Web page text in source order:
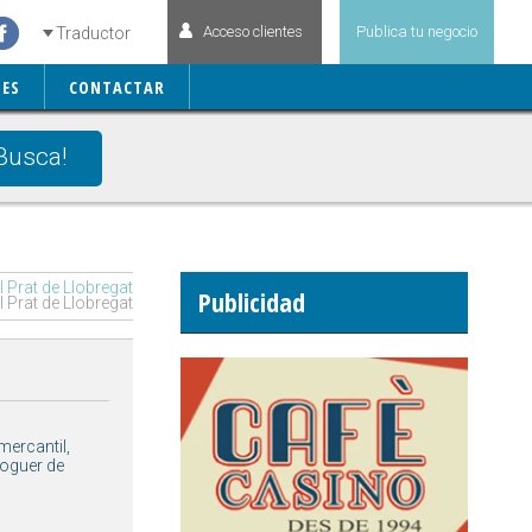
CONTACTAR
Publica tu negocio
Acceso clientes
Traductor
Prat de Llobregat
de Llobregat
de
Publicidad